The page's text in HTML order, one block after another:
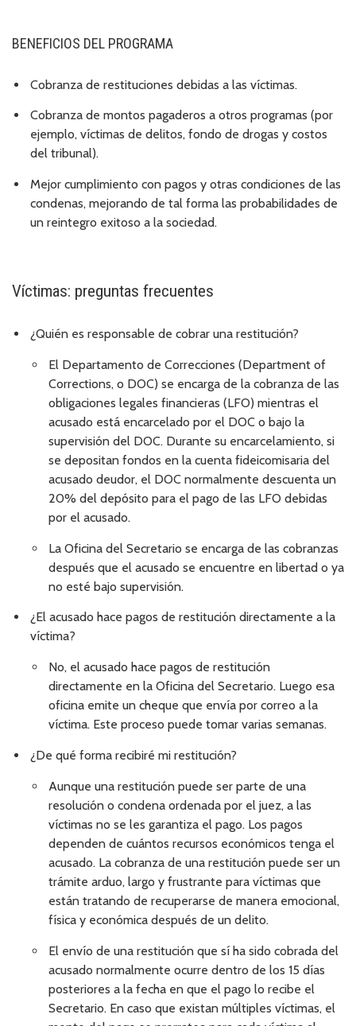
BENEFICIOS DEL PROGRAMA
Cobranza de restituciones debidas a las víctimas.
Cobranza de montos pagaderos a otros programas (por
ejemplo, víctimas de delitos, fondo de drogas y costos
del tribunal).
Mejor cumplimiento con pagos y otras condiciones de las
condenas, mejorando de tal forma las probabilidades de
un reintegro exitoso a la sociedad.
Víctimas: preguntas frecuentes
¿Quién es responsable de cobrar una restitución?
El Departamento de Correcciones (Department of
Corrections, o DOC) se encarga de la cobranza de las
obligaciones legales financieras (LFO) mientras el
acusado está encarcelado por el DOC o bajo la
supervisión del DOC. Durante su encarcelamiento, si
se depositan fondos en la cuenta fideicomisaria del
acusado deudor, el DOC normalmente descuenta un
20% del depósito para el pago de las LFO debidas
por el acusado.
La Oficina del Secretario se encarga de las cobranzas
después que el acusado se encuentre en libertad o ya
no esté bajo supervisión.
¿El acusado hace pagos de restitución directamente a la
víctima?
No, el acusado hace pagos de restitución
directamente en la Oficina del Secretario. Luego esa
oficina emite un cheque que envía por correo a la
víctima. Este proceso puede tomar varias semanas.
¿De qué forma recibiré mi restitución?
Aunque una restitución puede ser parte de una
resolución o condena ordenada por el juez, a las
víctimas no se les garantiza el pago. Los pagos
dependen de cuántos recursos económicos tenga el
acusado. La cobranza de una restitución puede ser un
trámite arduo, largo y frustrante para víctimas que
están tratando de recuperarse de manera emocional,
física y económica después de un delito.
El envío de una restitución que sí ha sido cobrada del
acusado normalmente ocurre dentro de los 15 días
posteriores a la fecha en que el pago lo recibe el
Secretario. En caso que existan múltiples víctimas, el